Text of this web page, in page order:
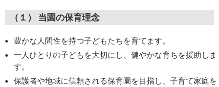
（１） 当園の保育理念
豊かな人間性を持つ子どもたちを育てます。
一人ひとりの子どもを大切にし、健やかな育ちを援助しま
す。
保護者や地域に信頼される保育園を目指し、子育て家庭を